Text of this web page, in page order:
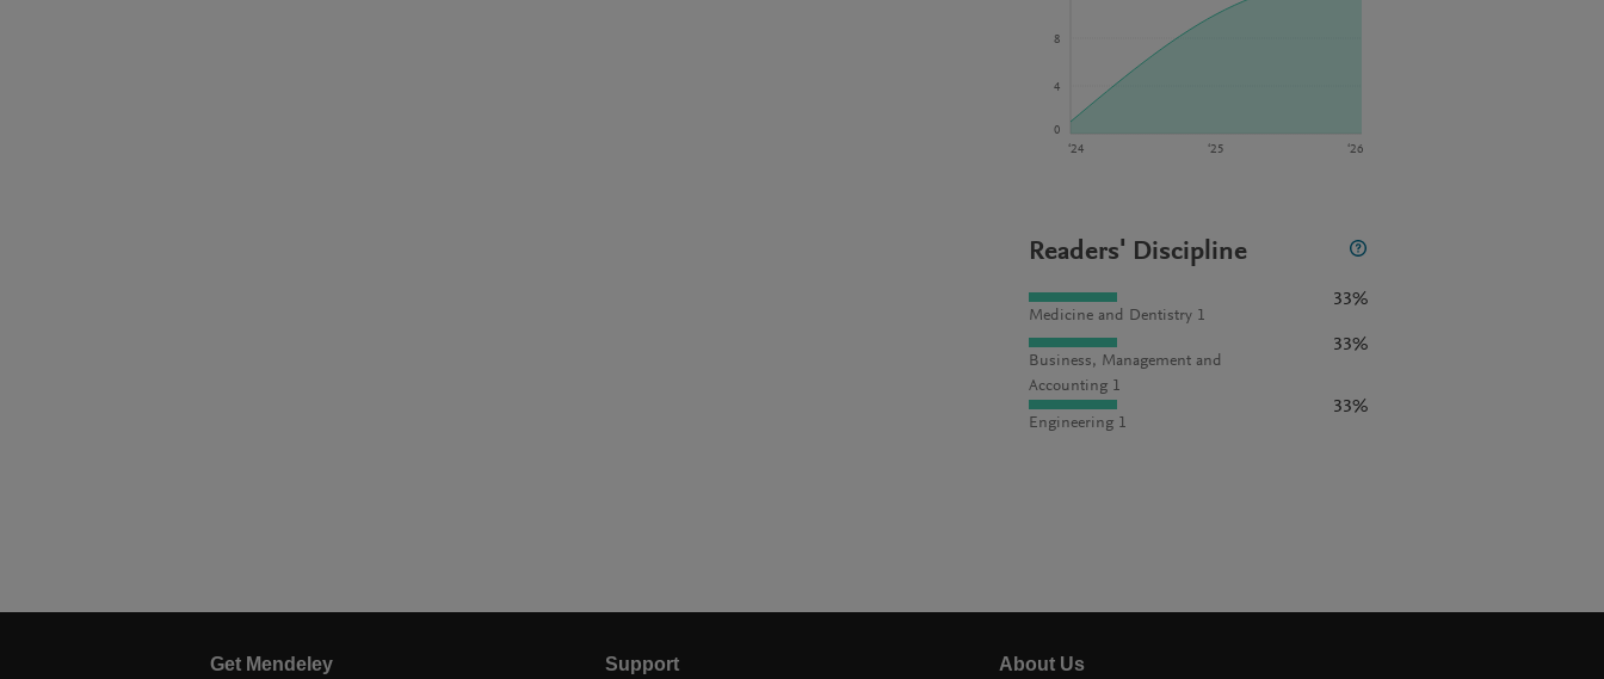
‘24 ‘25 ‘26
0
4
8
Readers' Discipline
Medicine and Dentistry 1
33%
Business, Management and
Accounting 1
33%
Engineering 1
33%
Get Mendeley Support About Us